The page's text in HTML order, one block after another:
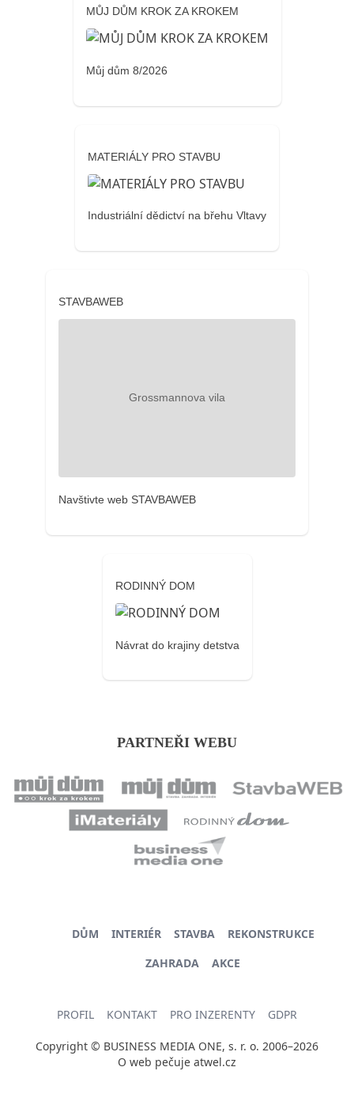
MŮJ DŮM KROK ZA KROKEM
Můj dům 8/2026
MATERIÁLY PRO STAVBU
Industriální dědictví na břehu Vltavy
STAVBAWEB
Navštivte web STAVBAWEB
RODINNÝ DOM
Návrat do krajiny detstva
PARTNEŘI WEBU
DŮM INTERIÉR STAVBA
REKONSTRUKCE
ZAHRADA
AKCE
PROFIL KONTAKT PRO INZERENTY GDPR
Copyright © BUSINESS MEDIA ONE, s. r. o. 2006–2026